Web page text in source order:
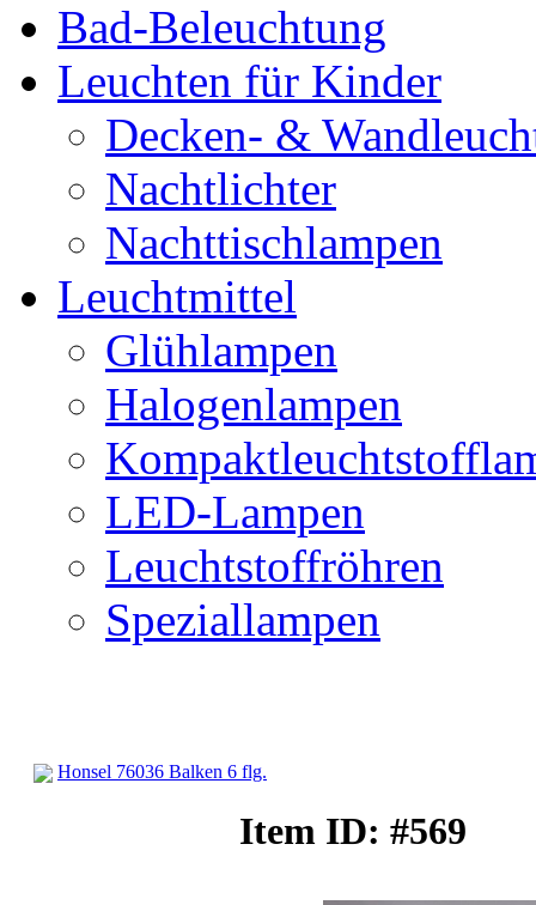
Bad-Beleuchtung
Leuchten für Kinder
Decken- &
Nachtlichter
Nachttischlampen
Leuchtmittel
Glühlampen
Halogenlampen
LED-Lampen
Leuchtstoffröhren
Speziallampen
Honsel 76036 Balken 6 flg.
Item ID: #569